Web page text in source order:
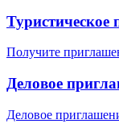
Туристическое
Получите
Деловое
Деловое